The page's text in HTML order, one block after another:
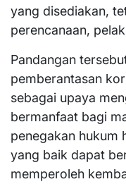
yang disediakan,
perencanaan,
Pandangan
pemberantasan
sebagai upaya
bermanfaat bagi
penegakan hukum
yang baik dapat
memperoleh